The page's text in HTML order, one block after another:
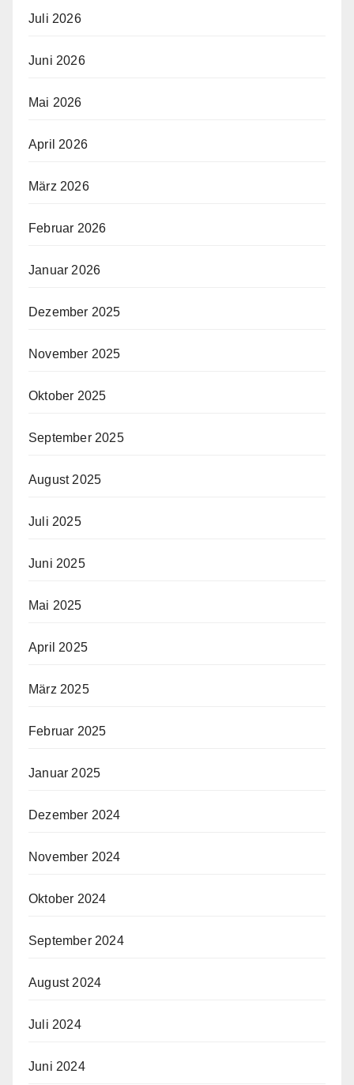
Juli 2026
Juni 2026
Mai 2026
April 2026
März 2026
Februar 2026
Januar 2026
Dezember 2025
November 2025
Oktober 2025
September 2025
August 2025
Juli 2025
Juni 2025
Mai 2025
April 2025
März 2025
Februar 2025
Januar 2025
Dezember 2024
November 2024
Oktober 2024
September 2024
August 2024
Juli 2024
Juni 2024